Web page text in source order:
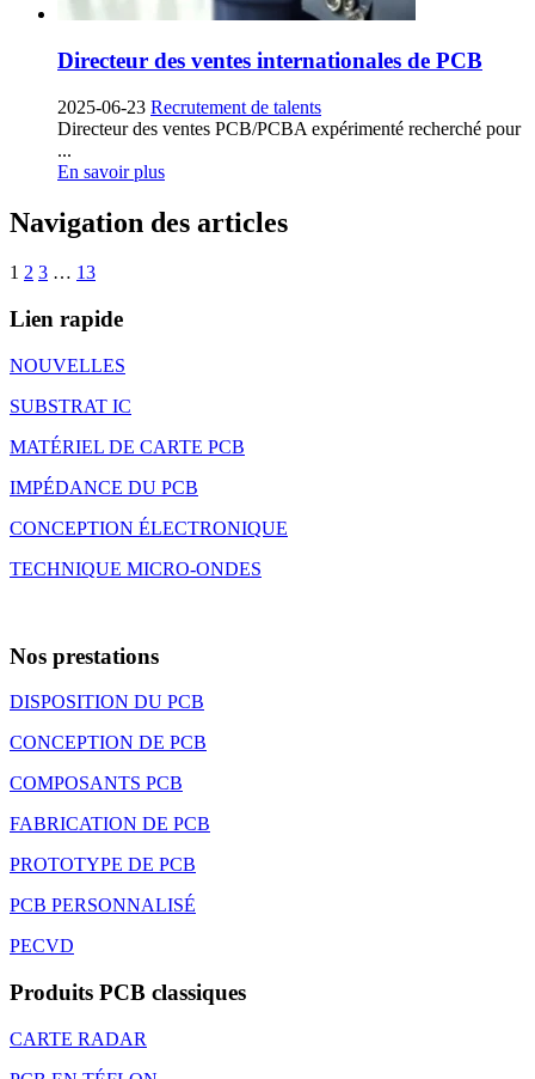
Directeur des ventes internationales de PCB
2025-06-23 Recrutement de talents
Directeur des ventes PCB/PCBA expérimenté recherché pour
...
En savoir plus
Navigation des articles
1 2 3 … 13
Lien rapide
NOUVELLES
SUBSTRAT IC
MATÉRIEL DE CARTE PCB
IMPÉDANCE DU PCB
CONCEPTION ÉLECTRONIQUE
TECHNIQUE MICRO-ONDES
Nos prestations
DISPOSITION DU PCB
CONCEPTION DE PCB
COMPOSANTS PCB
FABRICATION DE PCB
PROTOTYPE DE PCB
PCB PERSONNALISÉ
PECVD
Produits PCB classiques
CARTE RADAR